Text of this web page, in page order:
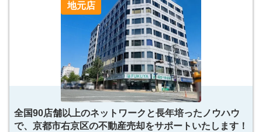
地元店
全国90店舗以上のネットワークと長年培ったノウハウ
で、京都市右京区の不動産売却をサポートいたします！